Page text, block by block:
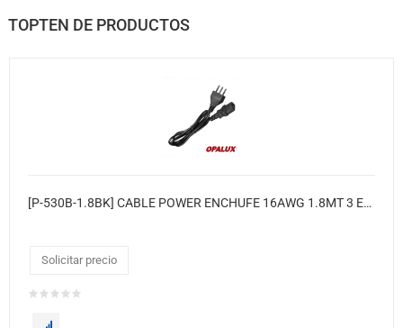
TOPTEN DE PRODUCTOS
[P-530B-1.8BK] CABLE POWER ENCHUFE 16AWG 1.8MT 3 EN LINEA
Solicitar precio